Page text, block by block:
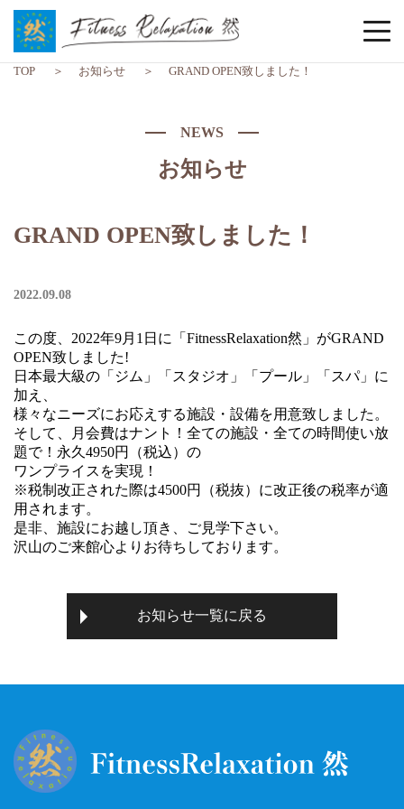
TOP お知らせ GRAND OPEN致しました！
NEWS
お知らせ
GRAND OPEN致しました！
2022.09.08
この度、2022年9月1日に「FitnessRelaxation然」がGRAND
OPEN致しました!
日本最大級の「ジム」「スタジオ」「プール」「スパ」に
加え、
様々なニーズにお応えする施設・設備を用意致しました。
そして、月会費はナント！全ての施設・全ての時間使い放
題で！永久4950円（税込）の
ワンプライスを実現！
※税制改正された際は4500円（税抜）に改正後の税率が適
用されます。
是非、施設にお越し頂き、ご見学下さい。
沢山のご来館心よりお待ちしております。
お知らせ一覧に戻る